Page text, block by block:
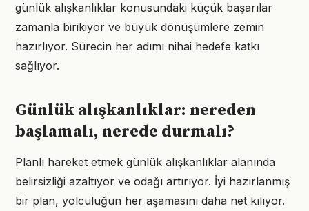
günlük alışkanlıklar konusundaki küçük başarılar
zamanla birikiyor ve büyük dönüşümlere zemin
hazırlıyor. Sürecin her adımı nihai hedefe katkı
sağlıyor.
Günlük alışkanlıklar: nereden
başlamalı, nerede durmalı?
Planlı hareket etmek günlük alışkanlıklar alanında
belirsizliği azaltıyor ve odağı artırıyor. İyi hazırlanmış
bir plan, yolculuğun her aşamasını daha net kılıyor.